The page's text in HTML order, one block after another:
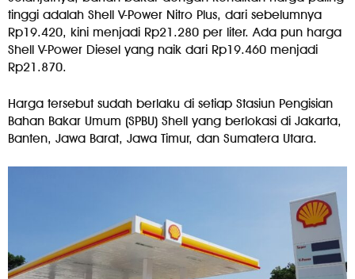
tinggi adalah Shell V-Power Nitro Plus, dari sebelumnya
Rp19.420, kini menjadi Rp21.280 per liter. Ada pun harga
Shell V-Power Diesel yang naik dari Rp19.460 menjadi
Rp21.870.
Harga tersebut sudah berlaku di setiap Stasiun Pengisian
Bahan Bakar Umum (SPBU) Shell yang berlokasi di Jakarta,
Banten, Jawa Barat, Jawa Timur, dan Sumatera Utara.